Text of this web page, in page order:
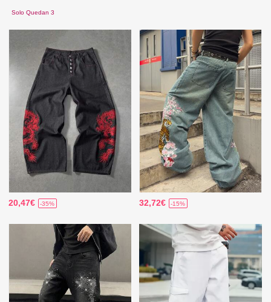
Solo Quedan 3
20,47€ -35% 32,72€ -15%